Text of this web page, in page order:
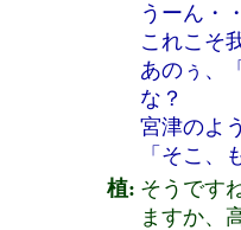
うーん・
これこそ
あのぅ、
な？
宮津のよ
「そこ
植: そうです
ますか、